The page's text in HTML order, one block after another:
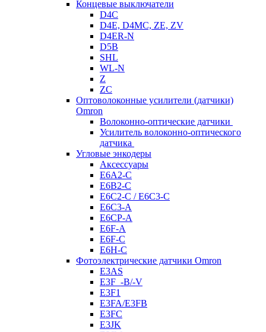
Концевые выключатели
D4C
D4E, D4MC, ZE, ZV
D4ER-N
D5B
SHL
WL-N
Z
ZC
Оптоволоконные усилители (датчики)
Omron
Волоконно-оптические датчики
Усилитель волоконно-оптического
датчика
Угловые энкодеры
Аксессуары
E6A2-C
E6B2-C
E6C2-C / E6C3-C
E6C3-A
E6CP-A
E6F-A
E6F-C
E6H-C
Фотоэлектрические датчики Omron
E3AS
E3F_-B/-V
E3F1
E3FA/E3FB
E3FC
E3JK